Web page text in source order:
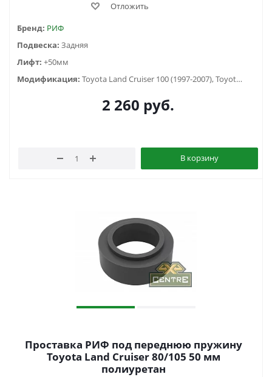
Отложить
Бренд: РИФ
Подвеска: Задняя
Лифт: +50мм
Модификация:
Toyota Land Cruiser 100 (1997-2007), Toyota Land Cruiser 105 (1998-2006), Toyota Land Cruiser 80 (1988-1998)
2 260 руб.
В корзину
Проставка РИФ под переднюю пружину
Toyota Land Cruiser 80/105 50 мм
полиуретан